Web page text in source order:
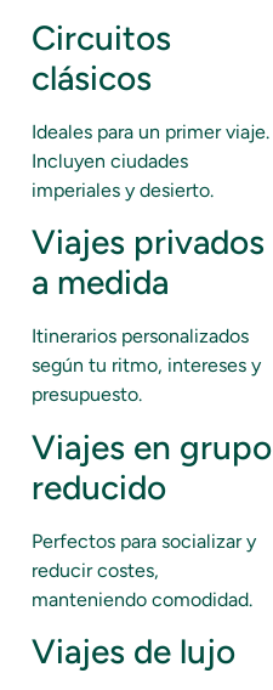
Circuitos
clásicos
Ideales para un primer viaje.
Incluyen ciudades
imperiales y desierto.
Viajes privados
a medida
Itinerarios personalizados
según tu ritmo, intereses y
presupuesto.
Viajes en grupo
reducido
Perfectos para socializar y
reducir costes,
manteniendo comodidad.
Viajes de lujo